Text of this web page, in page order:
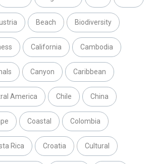
Beach Biodiversity
California Cambodia
Canyon Caribbean
America Chile China
Coastal Colombia
Rica Croatia Cultural